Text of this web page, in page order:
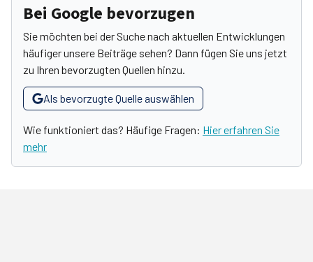
Bei Google bevorzugen
Sie möchten bei der Suche nach aktuellen Entwicklungen
häufiger unsere Beiträge sehen? Dann fügen Sie uns jetzt
zu Ihren bevorzugten Quellen hinzu.
Als bevorzugte Quelle auswählen
Wie funktioniert das? Häufige Fragen: Hier erfahren Sie
mehr